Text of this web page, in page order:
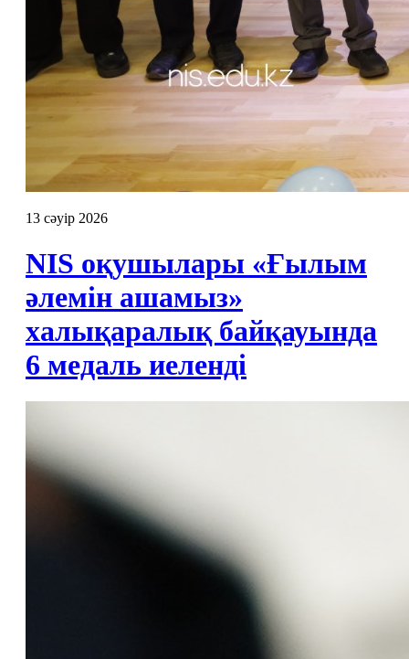
13 сәуір 2026
NIS оқушылары «Ғылым
әлемін ашамыз»
халықаралық байқауында
6 медаль иеленді